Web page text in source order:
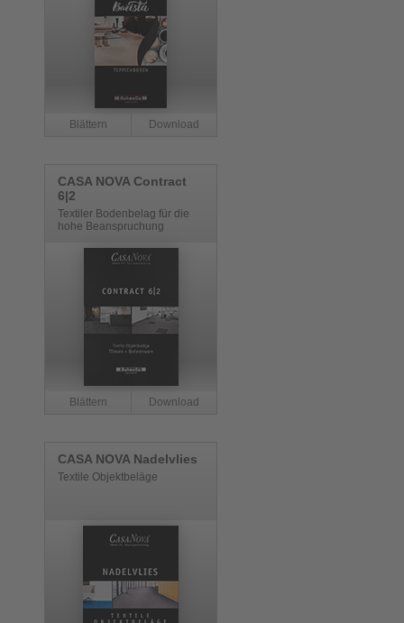
CASA NOVA Contract
6|2
Textiler Bodenbelag für die
hohe Beanspruchung
CASA NOVA Nadelvlies
Textile Objektbeläge